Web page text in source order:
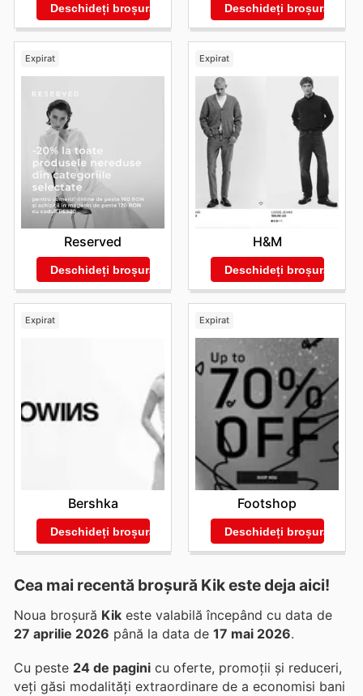
Deschideți broșura Deschideți broșura
Expirat
Reserved
Deschideți broșura
Expirat
H&M
Deschideți broșura
Expirat
Bershka
Deschideți broșura
Expirat
Footshop
Deschideți broșura
Cea mai recentă broșură Kik este deja aici!
Noua broșură Kik este valabilă începând cu data de
27 aprilie 2026 până la data de 17 mai 2026.
Cu peste 24 de pagini cu oferte, promoții și reduceri,
veți găsi modalități extraordinare de a economisi bani